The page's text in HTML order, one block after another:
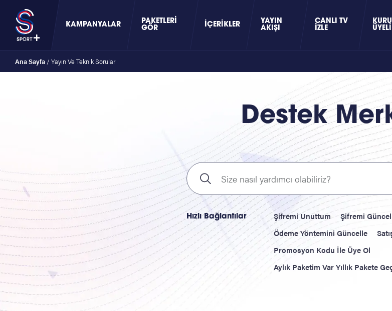
KAMPANYALAR
PAKETLERI
GÖR
İÇERIKLER
YAYIN
AKIŞI
CANLI TV
İZLE
Ana Sayfa /Yayın Ve Teknik Sorular
Destek
Hızlı Bağlantılar Şifremi Unuttum
Şifremi
Ödeme Yöntemini Güncelle
Promosyon Kodu İle Üye Ol
Aylık Paketim Var Yıllık Pakete